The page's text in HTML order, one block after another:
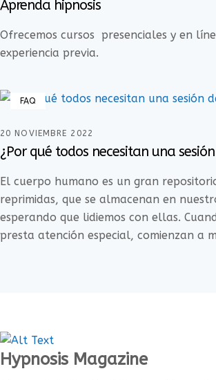
Aprenda hipnosis
Ofrecemos cursos presenciales y en
experiencia previa.
¿Por qué todos necesitan una
20 NOVIEMBRE 2022
FAQ
El cuerpo humano es un gran
reprimidas, que se almacenan en
esperando que lidiemos con ellas.
presta atención especial, comienzan a
Hypnosis Magazine